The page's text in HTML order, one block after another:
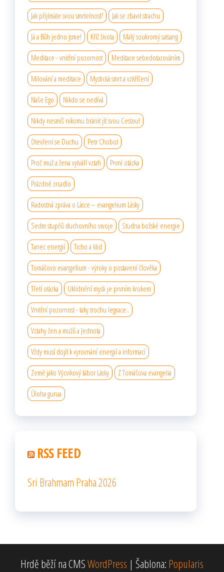
Jak přijímáte svou smrtelnost? Jak se zbavit strachu
Já a Bůh jedno jsme! Kříž života Malý soukromý satsang
Meditace - vnitřní pozornost Meditace sebedotazováním
Milování a meditace Mystická smrt a vzkříšení
Naše Ego Nikdo se nedívá
Nikdy nesmíš nikomu bránit jít svou Cestou!
Otevření se Duchu Petr Chobot
Proč muž a žena vytváří vztah První otázka
Prázdné zrcadlo
Radostná zpráva o Lásce – evangelium Lásky
Sedm stupňů duchovního vıvoje Studna božské energie
Tanec energií Ticho a klid
Tomášovo evangelium - výroky o postavení člověka
Třetí otázka Uklidnění mysli je prvním krokem
Vnitřní pozornost - taky trochu legrace..
Vztahy žen a mužů a Jednota
Vždy musí dojít k vyrovnání energií a informací
Země jako Výcvikový tábor Lásky Z Tomášova evangelia
Úloha gurua
RSS FEED
Sri Brahmam Praha 2026
Hrdě běží na CMSWordPress | Šablona: Popularis